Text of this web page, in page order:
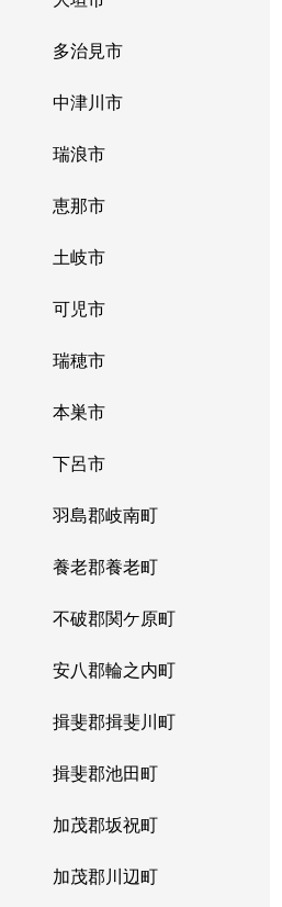
多治見市
中津川市
瑞浪市
恵那市
土岐市
可児市
瑞穂市
本巣市
下呂市
羽島郡岐南町
養老郡養老町
不破郡関ケ原町
安八郡輪之内町
揖斐郡揖斐川町
揖斐郡池田町
加茂郡坂祝町
加茂郡川辺町